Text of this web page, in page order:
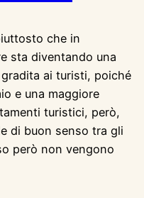
che in
sta diventando una
ai turisti, poiché
e una maggiore
turistici, però,
di buon senso tra gli
però non vengono